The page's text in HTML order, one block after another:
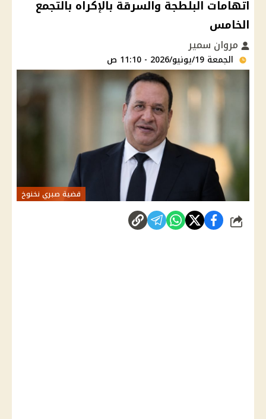
اتهامات البلطجة والسرقة بالإكراه بالتجمع
الخامس
مروان سمير
الجمعة 19/يونيو/2026 - 11:10 ص
قضية صبري نخنوخ
شارك